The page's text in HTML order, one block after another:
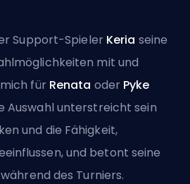
Support-Spieler Keria seine
mit und
für Renata oder Pyke
Auswahl unterstreicht sein
und die Fähigkeit,
und betont seine
des Turniers.